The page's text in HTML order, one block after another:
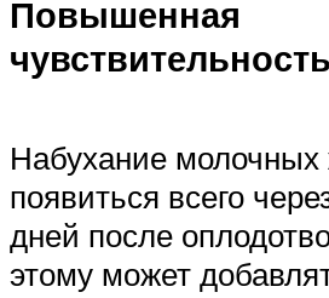
Повышенная
Набухание
появиться всего
дней после
этому может